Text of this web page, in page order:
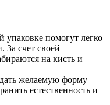
упаковке помогут легко
За счет своей
на кисть и
желаемую форму
естественность и